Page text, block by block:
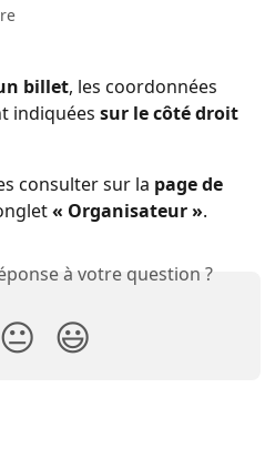
billet, les coordonnées
indiquées sur le côté droit
consulter sur la page de
« Organisateur ».
à votre question ?
😐 😃